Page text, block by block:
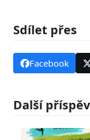
Sdílet přes
Facebook
Další